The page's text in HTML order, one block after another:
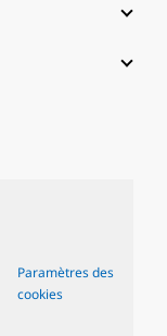
Paramètres des
cookies